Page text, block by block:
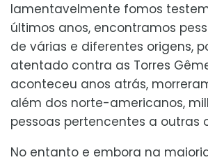
lamentavelmente fomos
últimos anos, encontramos
de várias e diferentes origens,
atentado contra as Torres
aconteceu anos atrás,
além dos norte-americanos,
pessoas pertencentes a outras
No entanto e embora na